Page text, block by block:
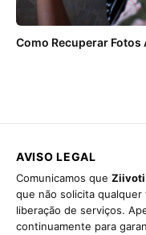
Como Recuperar
AVISO LEGAL
Comunicamos que Ziivoti
que não solicita
liberação de serviços.
continuamente para